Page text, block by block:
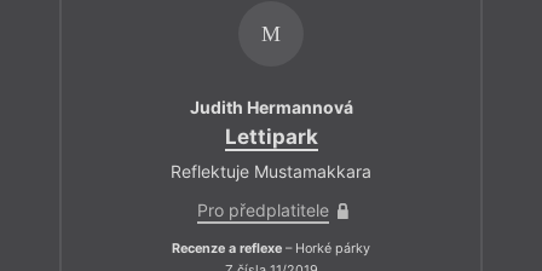
M
Judith Hermannová
Lettipark
Reflektuje Mustamakkara
Pro předplatitele
Recenze a reflexe – Horké párky